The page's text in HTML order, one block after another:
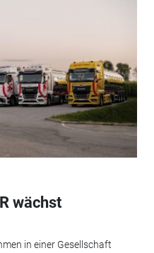
wächst
in einer Gesellschaft